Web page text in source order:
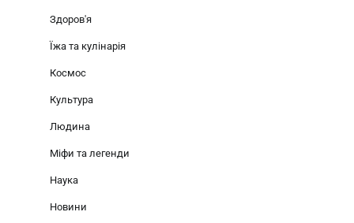
Здоров'я
Їжа та кулінарія
Космос
Культура
Людина
Міфи та легенди
Наука
Новини